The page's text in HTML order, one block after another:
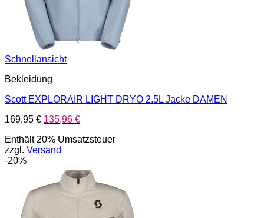
Schnellansicht
Bekleidung
Scott EXPLORAIR LIGHT DRYO 2.5L Jacke DAMEN
169,95€ Ursprünglicher
war:
169,95 €
135,96 €Aktueller
ist:
Enthält 20% Umsatzsteuer
zzgl. Versand
-20%